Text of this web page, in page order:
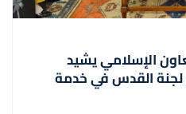
الإسلامي يشيد
لجنة القدس في خدمة